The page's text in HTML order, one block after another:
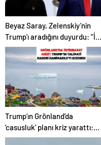
Beyaz Saray, Zelenskiy’nin
Trump’ı aradığını duyurdu: “İyi
ve verimli bir görüşme oldu”
Trump’ın Grönland’da
‘casusluk’ planı kriz yarattı:
Danimarka ABD elçisini